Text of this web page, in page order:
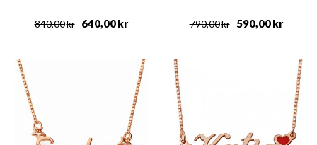
kr
840,00 kr
640,00 kr
790,00 kr
590,00